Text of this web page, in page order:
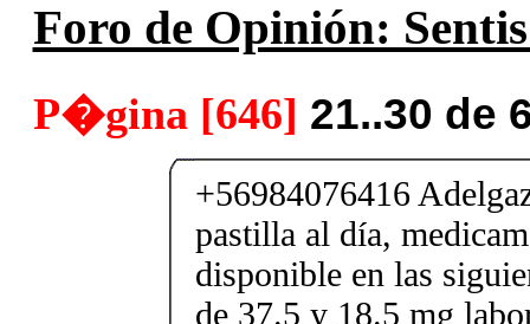
Foro de Opinión:
P�gina [646] 21..30 de
+56984076416
pastilla al día,
disponible en las
de 37.5 y 18.5 mg